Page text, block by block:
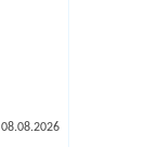
08.08.2026